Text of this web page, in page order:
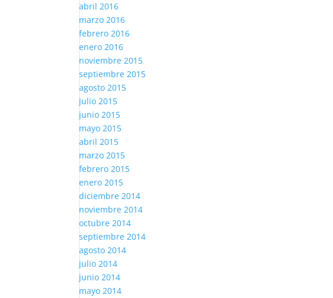
abril 2016
marzo 2016
febrero 2016
enero 2016
noviembre 2015
septiembre 2015
agosto 2015
julio 2015
junio 2015
mayo 2015
abril 2015
marzo 2015
febrero 2015
enero 2015
diciembre 2014
noviembre 2014
octubre 2014
septiembre 2014
agosto 2014
julio 2014
junio 2014
mayo 2014